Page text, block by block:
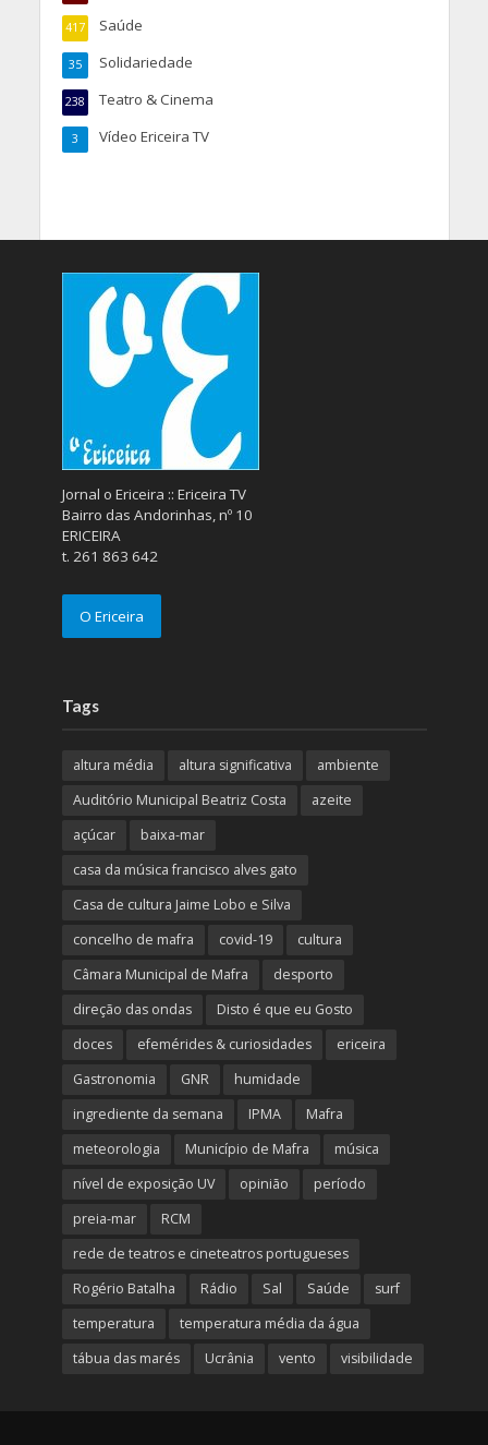
Saúde
417
Solidariedade
35
Teatro & Cinema
238
Vídeo Ericeira TV
3
Jornal o Ericeira :: Ericeira TV
Bairro das Andorinhas, nº 10
ERICEIRA
t. 261 863 642
O Ericeira
Tags
altura média altura significativa
ambiente
Auditório Municipal Beatriz Costa
azeite
açúcar
baixa-mar
casa da música francisco alves gato
Casa de cultura Jaime Lobo e Silva
concelho de mafra
covid-19
cultura
Câmara Municipal de Mafra
desporto
direção das ondas
Disto é que eu Gosto
doces
efemérides & curiosidades
ericeira
Gastronomia
GNR
humidade
ingrediente da semana
IPMA
Mafra
meteorologia
Município de Mafra
música
nível de exposição UV
opinião
período
preia-mar
RCM
rede de teatros e cineteatros portugueses
Rogério Batalha
Rádio Sal Saúde
surf
temperatura
temperatura média da água
tábua das marés
Ucrânia vento visibilidade